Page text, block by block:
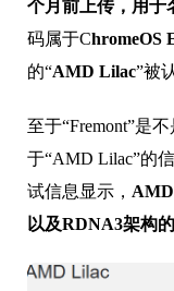
个月前上传，用于
码属于ChromeOS
的“AMD Lilac”被
至于“Fremont”是
于“AMD Lilac”的
试信息显示， AMD
以及RDNA3架构